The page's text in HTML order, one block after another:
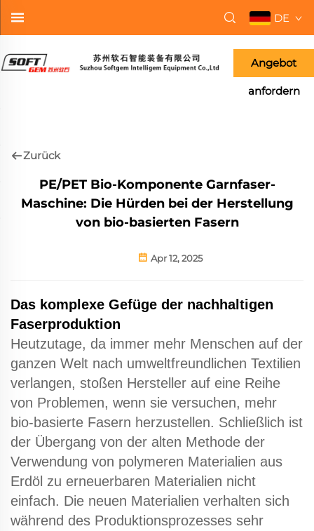
DE
Angebot
anfordern
Zurück
PE/PET Bio-Komponente Garnfaser-
Maschine: Die Hürden bei der Herstellung
von bio-basierten Fasern
Apr 12, 2025
Das komplexe Gefüge der nachhaltigen
Faserproduktion
Heutzutage, da immer mehr Menschen auf der
ganzen Welt nach umweltfreundlichen Textilien
verlangen, stoßen Hersteller auf eine Reihe
von Problemen, wenn sie versuchen, mehr
bio-basierte Fasern herzustellen. Schließlich ist
der Übergang von der alten Methode der
Verwendung von polymeren Materialien aus
Erdöl zu erneuerbaren Materialien nicht
einfach. Die neuen Materialien verhalten sich
während des Produktionsprozesses sehr